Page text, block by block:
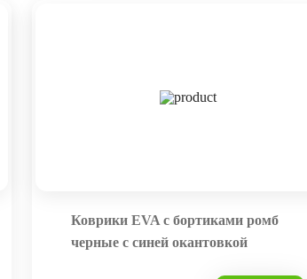
Коврики EVA с бортиками ромб
черные с синей окантовкой